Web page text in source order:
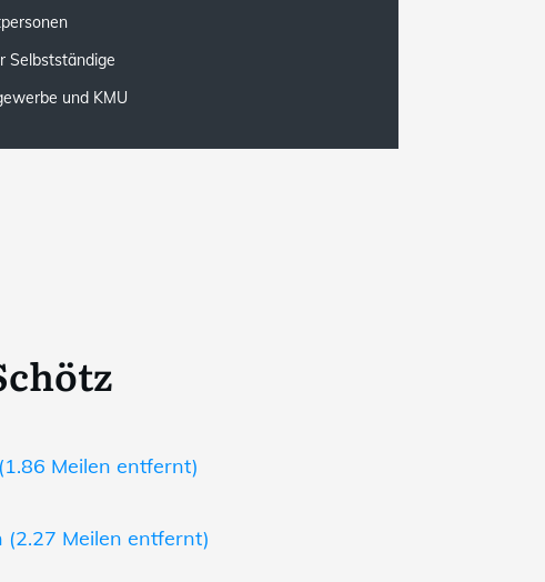
Selbstständige
und KMU
Meilen entfernt)
(2.27 Meilen entfernt)